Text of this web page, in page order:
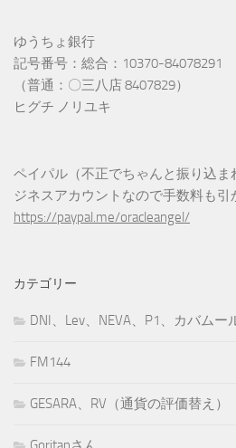
ゆうちょ銀行
記号番号：総合：10370-84078291
（普通：〇三八店 8407829）
ヒグチ ノリユキ
ペイパル（不正でちゃんと振り込
ジネスアカウントなので手数料も引
https://paypal.me/oracleangel/
カテゴリー
DNI、Lev、NEVA、P1、カバムー
FM144
GESARA、RV（通貨の評価替え）